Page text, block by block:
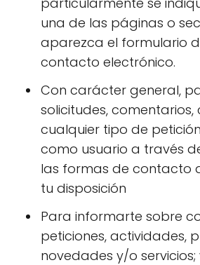
una de las páginas o
aparezca el formulario
contacto electrónico.
Con carácter general,
solicitudes, comentarios,
cualquier tipo de
como usuario a través
las formas de contacto
tu disposición
Para informarte sobre
peticiones, actividades,
novedades y/o